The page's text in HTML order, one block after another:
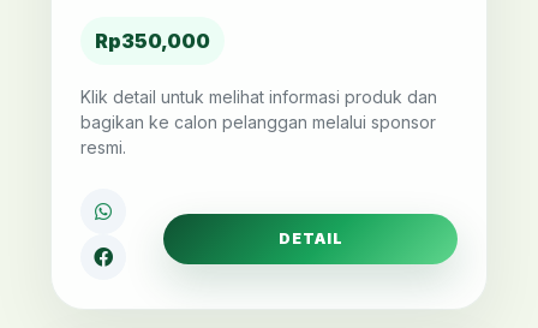
Rp350,000
Klik detail untuk melihat informasi produk dan
bagikan ke calon pelanggan melalui sponsor
resmi.
DETAIL